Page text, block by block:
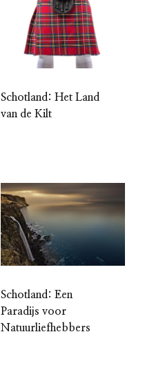
Schotland: Het Land
van de Kilt
Schotland: Een
Paradijs voor
Natuurliefhebbers